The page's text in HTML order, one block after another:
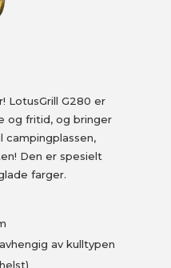
LotusGrill G280 er
og fritid, og bringer
campingplassen,
Den er spesielt
farger.
av kulltypen